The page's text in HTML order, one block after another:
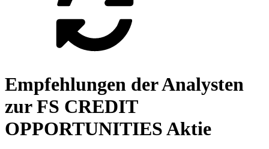
Empfehlungen der Analysten
zur FS CREDIT
OPPORTUNITIES Aktie